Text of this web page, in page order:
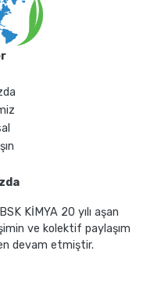
KİMYA 20 yılı aşan
ve kolektif paylaşım
devam etmiştir.